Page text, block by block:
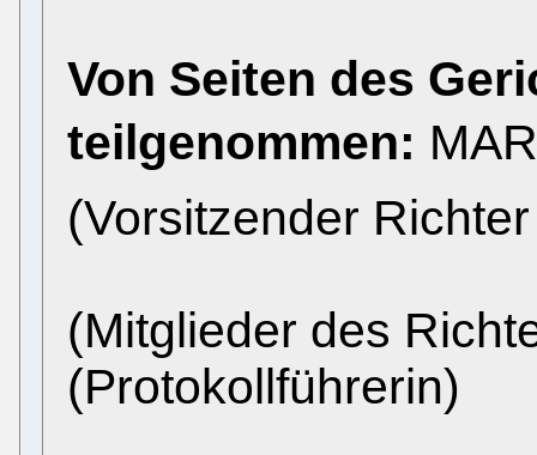
Von Seiten des
teilgenommen:
(Vorsitzender
(Mitglieder des
(Protokollführerin)